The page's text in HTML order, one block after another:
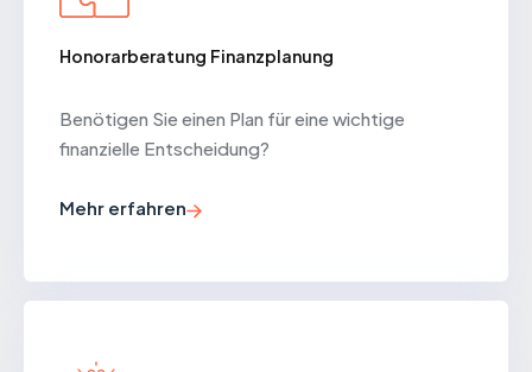
Honorarberatung Finanzplanung
Benötigen Sie einen Plan für eine wichtige
finanzielle Entscheidung?
Mehr erfahren